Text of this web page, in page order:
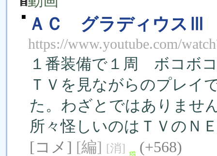
■ ＡＣ グラディウス
https://www.youtube.com/
１番装備で１周 ボコボ
ＴＶを見ながらのプレイ
た。わざとではありませ
所々怪しいのはＴＶのＮ
[コメ] [編] [消] (+568)